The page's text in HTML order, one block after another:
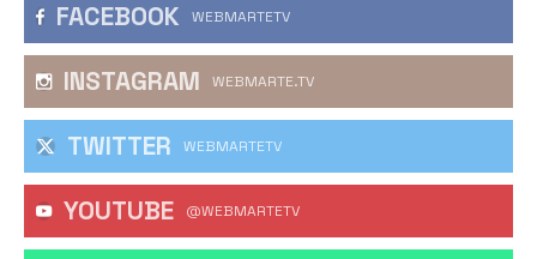
FACEBOOK WEBMARTETV
INSTAGRAM WEBMARTE.TV
TWITTER WEBMARTETV
YOUTUBE @WEBMARTETV